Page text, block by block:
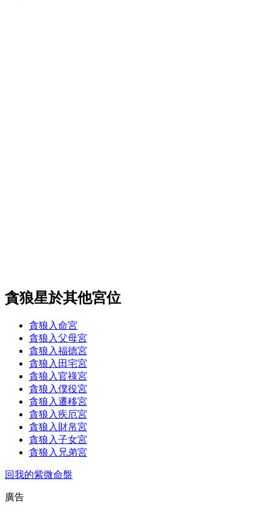
貪狼星於其他宮位
貪狼入命宮
貪狼入父母宮
貪狼入福德宮
貪狼入田宅宮
貪狼入官祿宮
貪狼入僕役宮
貪狼入遷移宮
貪狼入疾厄宮
貪狼入財帛宮
貪狼入子女宮
貪狼入兄弟宮
回我的紫微命盤
廣告